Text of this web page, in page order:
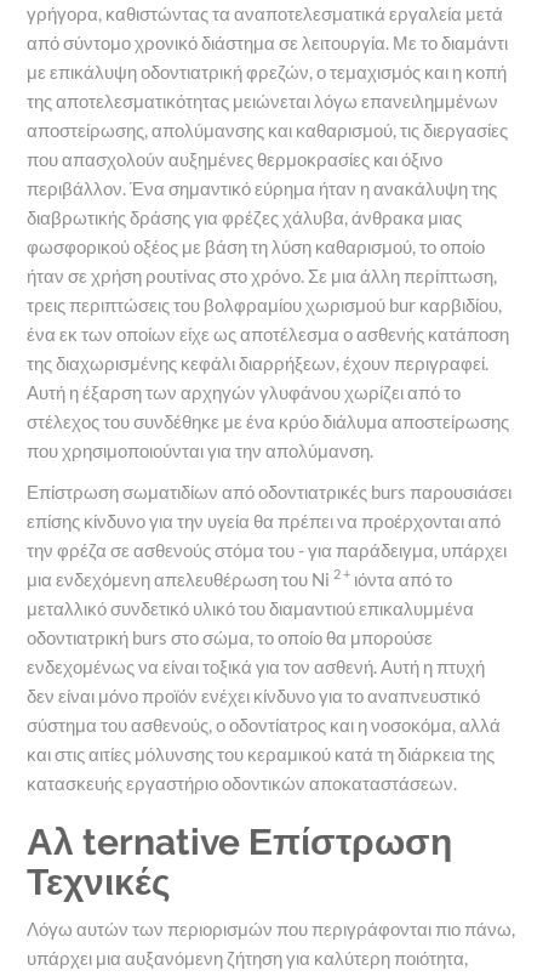
γρήγορα, καθιστώντας τα αναποτελεσματικά εργαλεία μετά
από σύντομο χρονικό διάστημα σε λειτουργία. Με το διαμάντι
με επικάλυψη οδοντιατρική φρεζών, ο τεμαχισμός και η κοπή
της αποτελεσματικότητας μειώνεται λόγω επανειλημμένων
αποστείρωσης, απολύμανσης και καθαρισμού, τις διεργασίες
που απασχολούν αυξημένες θερμοκρασίες και όξινο
περιβάλλον. Ένα σημαντικό εύρημα ήταν η ανακάλυψη της
διαβρωτικής δράσης για φρέζες χάλυβα, άνθρακα μιας
φωσφορικού οξέος με βάση τη λύση καθαρισμού, το οποίο
ήταν σε χρήση ρουτίνας στο χρόνο. Σε μια άλλη περίπτωση,
τρεις περιπτώσεις του βολφραμίου χωρισμού bur καρβιδίου,
ένα εκ των οποίων είχε ως αποτέλεσμα ο ασθενής κατάποση
της διαχωρισμένης κεφάλι διαρρήξεων, έχουν περιγραφεί.
Αυτή η έξαρση των αρχηγών γλυφάνου χωρίζει από το
στέλεχος του συνδέθηκε με ένα κρύο διάλυμα αποστείρωσης
που χρησιμοποιούνται για την απολύμανση.
Επίστρωση σωματιδίων από οδοντιατρικές burs παρουσιάσει
επίσης κίνδυνο για την υγεία θα πρέπει να προέρχονται από
την φρέζα σε ασθενούς στόμα του - για παράδειγμα, υπάρχει
μια ενδεχόμενη απελευθέρωση του Ni2 + ιόντα από το
μεταλλικό συνδετικό υλικό του διαμαντιού επικαλυμμένα
οδοντιατρική burs στο σώμα, το οποίο θα μπορούσε
ενδεχομένως να είναι τοξικά για τον ασθενή. Αυτή η πτυχή
δεν είναι μόνο προϊόν ενέχει κίνδυνο για το αναπνευστικό
σύστημα του ασθενούς, ο οδοντίατρος και η νοσοκόμα, αλλά
και στις αιτίες μόλυνσης του κεραμικού κατά τη διάρκεια της
κατασκευής εργαστήριο οδοντικών αποκαταστάσεων.
Αλ ternative Επίστρωση
Τεχνικές
Λόγω αυτών των περιορισμών που περιγράφονται πιο πάνω,
υπάρχει μια αυξανόμενη ζήτηση για καλύτερη ποιότητα,